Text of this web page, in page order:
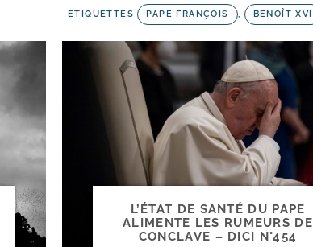
ETIQUETTES PAPE FRANÇOIS , BENOÎT XVI
L’ÉTAT DE SANTÉ DU PAPE
ALIMENTE LES RUMEURS DE
CONCLAVE – DICI N°454